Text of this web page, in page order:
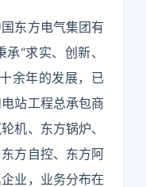
东方电气集团有
“求实、创新、
余年的发展，已
站工程总承包商
机、东方锅炉、
方自控、东方阿
业，业务分布在